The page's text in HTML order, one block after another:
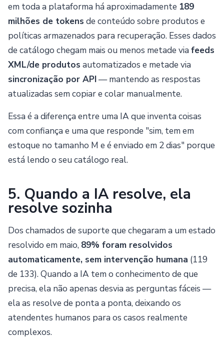
em toda a plataforma há aproximadamente 189
milhões de tokens de conteúdo sobre produtos e
políticas armazenados para recuperação. Esses dados
de catálogo chegam mais ou menos metade via feeds
XML/de produtos automatizados e metade via
sincronização por API— mantendo as respostas
atualizadas sem copiar e colar manualmente.
Essa é a diferença entre uma IA que inventa coisas
com confiança e uma que responde "sim, tem em
estoque no tamanho M e é enviado em 2 dias" porque
está lendo o seu catálogo real.
5. Quando a IA resolve, ela
resolve sozinha
Dos chamados de suporte que chegaram a um estado
resolvido em maio, 89% foram resolvidos
automaticamente, sem intervenção humana (119
de 133). Quando a IA tem o conhecimento de que
precisa, ela não apenas desvia as perguntas fáceis —
ela as resolve de ponta a ponta, deixando os
atendentes humanos para os casos realmente
complexos.
Powered by chaterimo